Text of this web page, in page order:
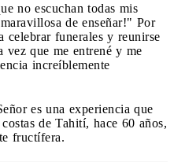
no escuchan todas mis
de enseñar!" Por
celebrar funerales y reunirse
que me entrené y me
increíblemente
es una experiencia que
de Tahití, hace 60 años,
fructífera.